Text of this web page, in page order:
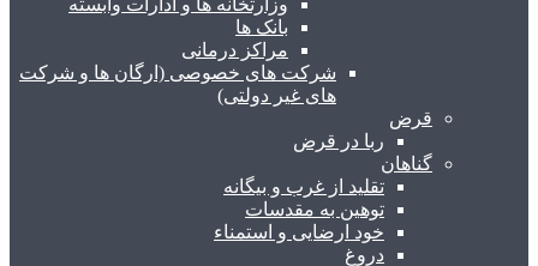
وزارتخانه ها و ادارات وابسته
بانک ها
مراکز درمانی
شرکت های خصوصی (ارگان ها و شرکت
های غیر دولتی)
قرض
ربا در قرض
گناهان
تقلید از غرب و بیگانه
توهین به مقدسات
خود ارضایی و استمناء
دروغ